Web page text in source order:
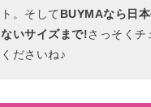
ト。そして BUYMAなら日
ないサイズまで!さっそくチ
くださいね♪